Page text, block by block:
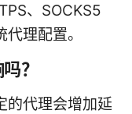
、SOCKS5
理配置。
？
的代理会增加延